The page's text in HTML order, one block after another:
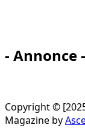
- Annonce -
Copyright ©
Magazine by